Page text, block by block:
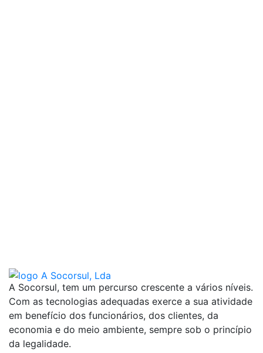
A Socorsul, tem um percurso crescente a vários níveis.
Com as tecnologias adequadas exerce a sua atividade
em benefício dos funcionários, dos clientes, da
economia e do meio ambiente, sempre sob o princípio
da legalidade.